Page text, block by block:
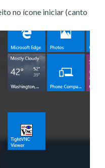
no ícone iniciar (canto